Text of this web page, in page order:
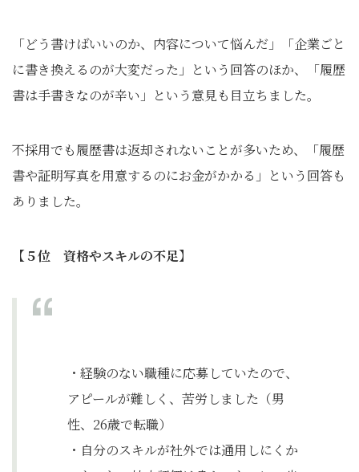
「どう書けばいいのか、内容について悩んだ」「企業ごと
に書き換えるのが大変だった」という回答のほか、「履歴
書は手書きなのが辛い」という意見も目立ちました。
不採用でも履歴書は返却されないことが多いため、「履歴
書や証明写真を用意するのにお金がかかる」という回答も
ありました。
【５位 資格やスキルの不足】
・経験のない職種に応募していたので、
アピールが難しく、苦労しました（男
性、26歳で転職）
・自分のスキルが社外では通用しにくか